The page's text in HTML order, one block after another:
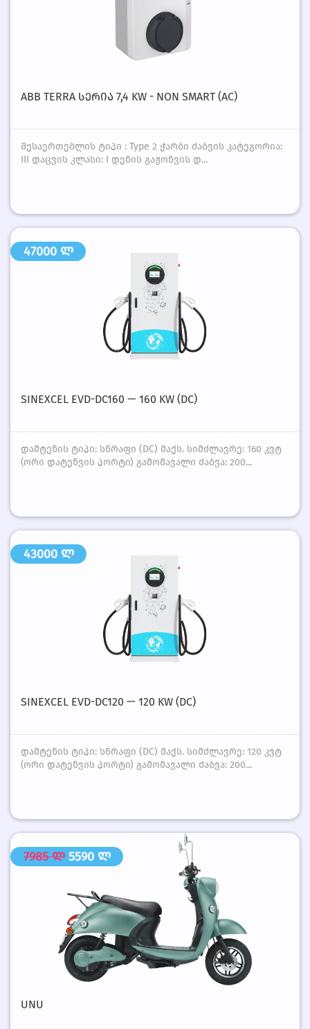
ABB TERRA ᲡᲔᲠᲘᲐ 7,4 KW - NON SMART (AC)
შესაერთებლის ტიპი : Type 2 ჭარბი ძაბვის კატეგორია:
III დაცვის კლასი: I დენის გაჟონვის დ...
47000 ლ
SINEXCEL EVD-DC160 — 160 KW (DC)
დამტენის ტიპი: სწრაფი (DC) მაქს. სიმძლავრე: 160 კვტ
(ორი დატენვის პორტი) გამომავალი ძაბვა: 200...
43000 ლ
SINEXCEL EVD-DC120 — 120 KW (DC)
დამტენის ტიპი: სწრაფი (DC) მაქს. სიმძლავრე: 120 კვტ
(ორი დატენვის პორტი) გამომავალი ძაბვა: 200...
7985 ლ 5590 ლ
UNU